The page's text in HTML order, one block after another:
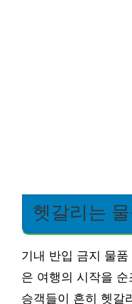
헷갈리는
기내 반입 금지 물
은 여행의 시작을
승객들이 흔히 헷갈